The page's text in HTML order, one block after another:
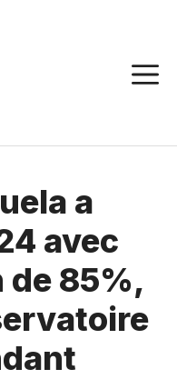
a
avec
85%,